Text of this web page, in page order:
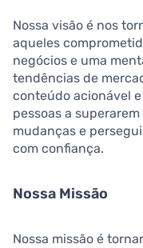
Nossa visão é nos
aqueles
negócios e uma
tendências de
conteúdo acionável
pessoas a
mudanças e
com confiança.
Nossa Missão
Nossa missão é